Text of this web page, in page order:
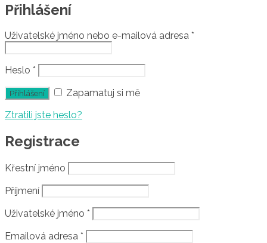
Přihlášení
Uživatelské jméno nebo e-mailová adresa *
Heslo *
Zapamatuj si mě
Ztratili jste heslo?
Registrace
Křestní jméno
Příjmení
Uživatelské jméno *
Emailová adresa *